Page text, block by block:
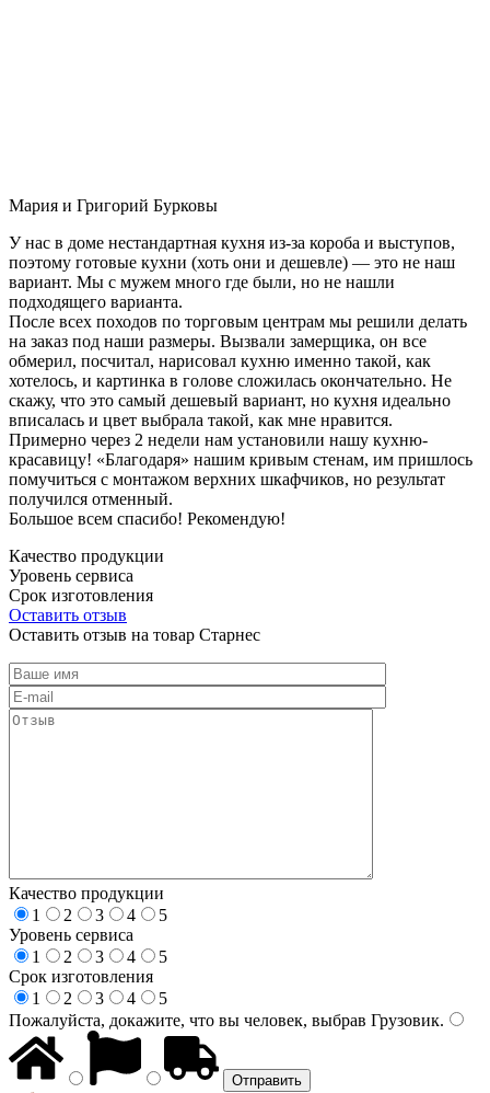
Мария и Григорий Бурковы
У нас в доме нестандартная кухня из-за короба и выступов,
поэтому готовые кухни (хоть они и дешевле) — это не наш
вариант. Мы с мужем много где были, но не нашли
подходящего варианта.
После всех походов по торговым центрам мы решили делать
на заказ под наши размеры. Вызвали замерщика, он все
обмерил, посчитал, нарисовал кухню именно такой, как
хотелось, и картинка в голове сложилась окончательно. Не
скажу, что это самый дешевый вариант, но кухня идеально
вписалась и цвет выбрала такой, как мне нравится.
Примерно через 2 недели нам установили нашу кухню-
красавицу! «Благодаря» нашим кривым стенам, им пришлось
помучиться с монтажом верхних шкафчиков, но результат
получился отменный.
Большое всем спасибо! Рекомендую!
Качество продукции
Уровень сервиса
Срок изготовления
Оставить отзыв
Оставить отзыв на товар Старнес
Качество продукции
1
2 3 4
5
Уровень сервиса
1
2 3 4
5
Срок изготовления
1
2 3 4
5
Пожалуйста, докажите, что вы человек, выбрав Грузовик.